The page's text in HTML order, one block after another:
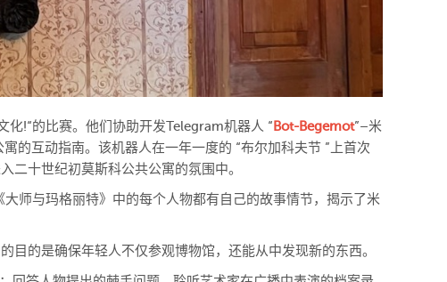
!“的比赛。他们协助开发Telegram机器人 “ Bot-Begemot”–米
的互动指南。该机器人在一年一度的 “布尔加科夫节 ”上首次
二十世纪初莫斯科公共公寓的氛围中。
师与玛格丽特》中的每个人物都有自己的故事情节，揭示了米
目的是确保年轻人不仅参观博物馆，还能从中发现新的东西。